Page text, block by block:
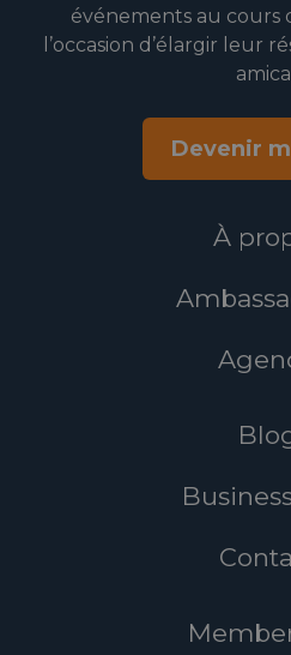
événements au cours
l’occasion d’élargir leur
Devenir
À